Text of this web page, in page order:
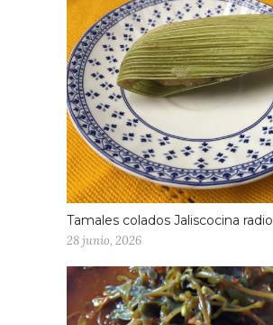
Tamales colados Jaliscocina radio
28 junio, 2026